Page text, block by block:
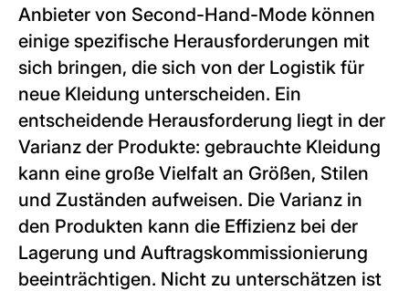
Anbieter von Second-Hand-Mode können
einige spezifische Herausforderungen mit
sich bringen, die sich von der Logistik für
neue Kleidung unterscheiden. Ein
entscheidende Herausforderung liegt in der
Varianz der Produkte: gebrauchte Kleidung
kann eine große Vielfalt an Größen, Stilen
und Zuständen aufweisen. Die Varianz in
den Produkten kann die Effizienz bei der
Lagerung und Auftragskommissionierung
beeinträchtigen. Nicht zu unterschätzen ist